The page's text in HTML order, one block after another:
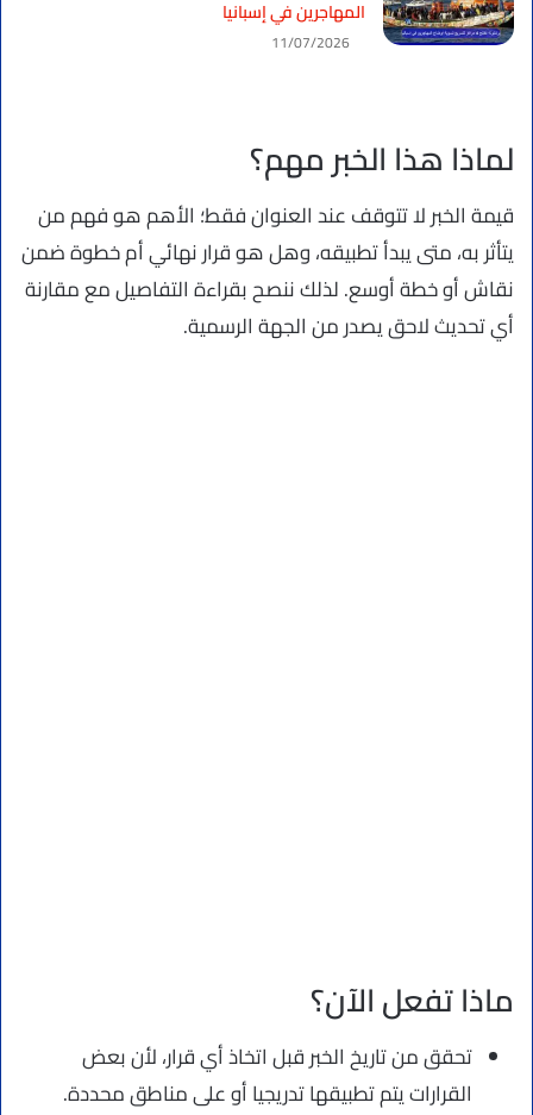
المهاجرين في إسبانيا
11/07/2026
لماذا هذا الخبر مهم؟
قيمة الخبر لا تتوقف عند العنوان فقط؛ الأهم هو فهم من
يتأثر به، متى يبدأ تطبيقه، وهل هو قرار نهائي أم خطوة ضمن
نقاش أو خطة أوسع. لذلك ننصح بقراءة التفاصيل مع مقارنة
أي تحديث لاحق يصدر من الجهة الرسمية.
ماذا تفعل الآن؟
تحقق من تاريخ الخبر قبل اتخاذ أي قرار، لأن بعض
القرارات يتم تطبيقها تدريجيا أو على مناطق محددة.